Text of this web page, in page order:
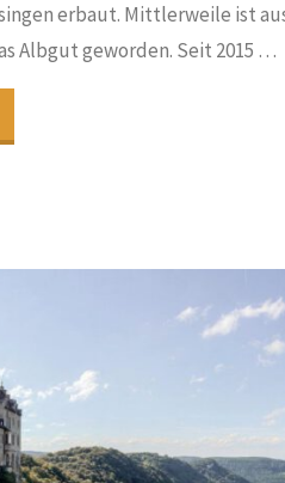
erbaut. Mittlerweile ist
Albgut geworden. Seit 2015 …
EX-